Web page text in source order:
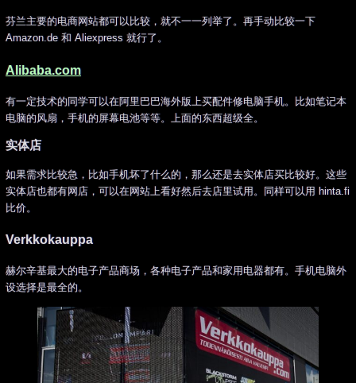
芬兰主要的电商网站都可以比较，就不一一列举了。再手动比较一下
Amazon.de 和 Aliexpress 就行了。
Alibaba.com
有一定技术的同学可以在阿里巴巴海外版上买配件修电脑手机。比如笔记本
电脑的风扇，手机的屏幕电池等等。上面的东西超级全。
实体店
如果需求比较急，比如手机坏了什么的，那么还是去实体店买比较好。这些
实体店也都有网店，可以在网站上看好然后去店里试用。同样可以用 hinta.fi
比价。
Verkkokauppa
赫尔辛基最大的电子产品商场，各种电子产品和家用电器都有。手机电脑外
设选择是最全的。